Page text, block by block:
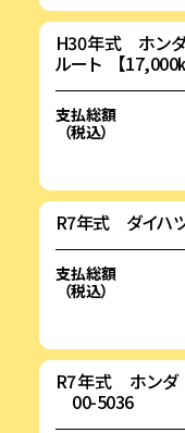
H30年式 ホン
ルート 【17,000
支払総額
（税込）
R7年式 ダイハ
支払総額
（税込）
R7年式 ホンダ
00-5036